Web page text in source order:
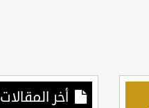
أخر المقالات